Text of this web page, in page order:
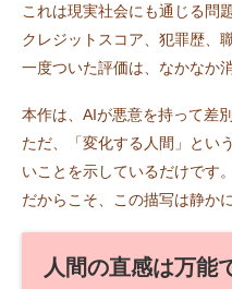
これは現実社会にも通じる問題
クレジットスコア、犯罪歴、職
一度ついた評価は、なかなか
本作は、AIが悪意を持って差
ただ、「変化する人間」とい
いことを示しているだけです。
だからこそ、この描写は静か
人間の直感は万能